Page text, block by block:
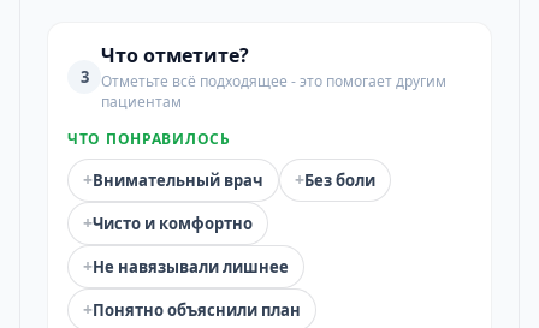
3
Что отметите?
Отметьте всё подходящее - это помогает другим
пациентам
ЧТО ПОНРАВИЛОСЬ
+Внимательный врач +Без боли
+Чисто и комфортно
+Не навязывали лишнее
+Понятно объяснили план